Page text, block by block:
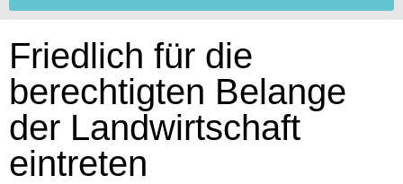
Friedlich für die
berechtigten Belange
der Landwirtschaft
eintreten